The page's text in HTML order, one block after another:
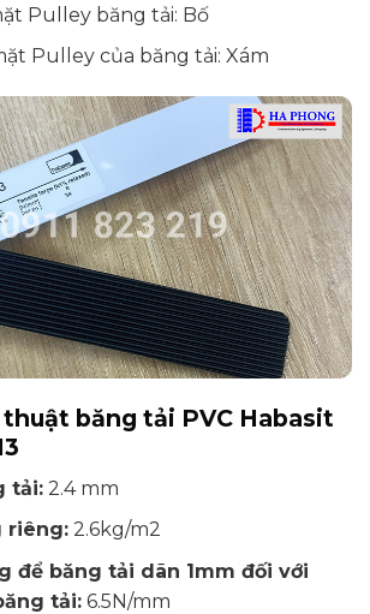
Pulley băng tải: Bố
Pulley của băng tải: Xám
băng tải PVC Habasit
tải:2.4 mm
riêng:2.6kg/m2
để băng tải dãn 1mm đối với
tải:6.5N/mm